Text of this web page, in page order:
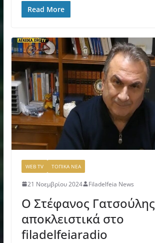
Read More
WEB TV ΤΟΠΙΚΑ ΝΕΑ
21 Νοεμβρίου 2024 Filadelfeia News
Ο Στέφανος Γατσούλης
αποκλειστικά στο
filadelfeiaradio